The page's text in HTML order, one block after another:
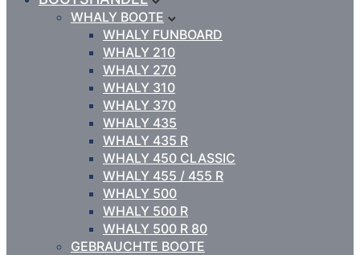
WHALY BOOTE
WHALY FUNBOARD
WHALY 210
WHALY 270
WHALY 310
WHALY 370
WHALY 435
WHALY 435 R
WHALY 450 CLASSIC
WHALY 455 / 455 R
WHALY 500
WHALY 500 R
WHALY 500 R 80
GEBRAUCHTE BOOTE